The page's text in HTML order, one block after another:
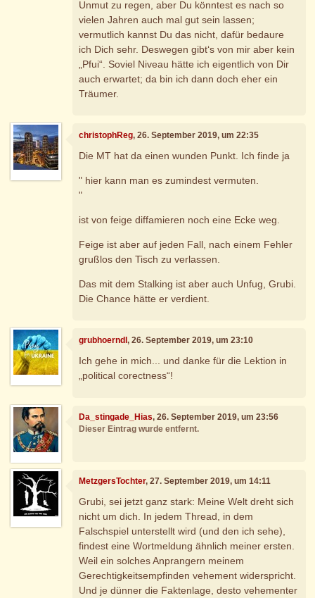
Unmut zu regen, aber Du könntest es nach so
vielen Jahren auch mal gut sein lassen;
vermutlich kannst Du das nicht, dafür bedaure
ich Dich sehr. Deswegen gibt‘s von mir aber kein
„Pfui“. Soviel Niveau hätte ich eigentlich von Dir
auch erwartet; da bin ich dann doch eher ein
Träumer.
christophReg, 26. September 2019, um 22:35
Die MT hat da einen wunden Punkt. Ich finde ja
" hier kann man es zumindest vermuten.
"
ist von feige diffamieren noch eine Ecke weg.
Feige ist aber auf jeden Fall, nach einem Fehler
grußlos den Tisch zu verlassen.
Das mit dem Stalking ist aber auch Unfug, Grubi.
Die Chance hätte er verdient.
grubhoerndl, 26. September 2019, um 23:10
Ich gehe in mich... und danke für die Lektion in
„political corectness“!
Da_stingade_Hias, 26. September 2019, um 23:56
Dieser Eintrag wurde entfernt.
MetzgersTochter, 27. September 2019, um 14:11
Grubi, sei jetzt ganz stark: Meine Welt dreht sich
nicht um dich. In jedem Thread, in dem
Falschspiel unterstellt wird (und den ich sehe),
findest eine Wortmeldung ähnlich meiner ersten.
Weil ein solches Anprangern meinem
Gerechtigkeitsempfinden vehement widerspricht.
Und je dünner die Faktenlage, desto vehementer